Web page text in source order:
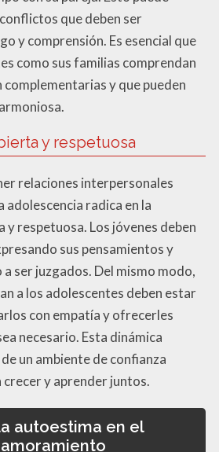
que deben ser
y comprensión. Es esencial que
como sus familias comprendan
complementarias y que pueden
y respetuosa
relaciones interpersonales
adolescencia radica en la
y respetuosa. Los jóvenes deben
sus pensamientos y
ser juzgados. Del mismo modo,
a los adolescentes deben estar
con empatía y ofrecerles
necesario. Esta dinámica
un ambiente de confianza
y aprender juntos.
autoestima en el